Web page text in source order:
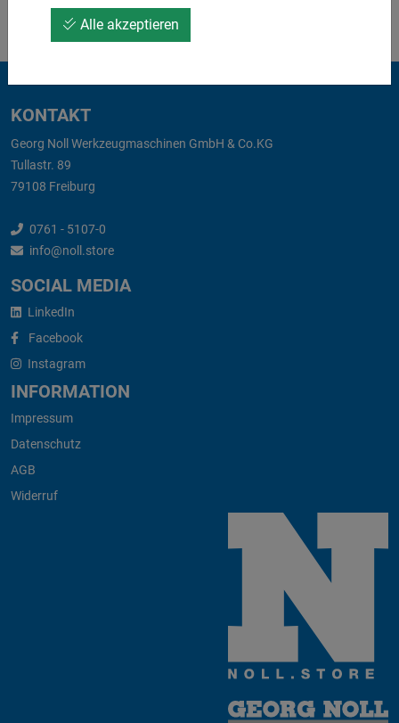
Alle akzeptieren
KONTAKT
Georg Noll Werkzeugmaschinen GmbH & Co.KG
Tullastr. 89
79108 Freiburg
0761 - 5107-0
info@noll.store
SOCIAL MEDIA
LinkedIn
Facebook
Instagram
INFORMATION
Impressum
Datenschutz
AGB
Widerruf